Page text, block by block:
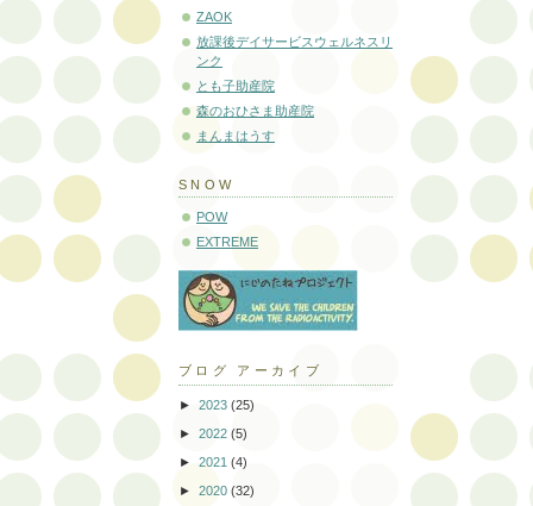
ZAOK
放課後デイサービスウェルネスリ
ンク
とも子助産院
森のおひさま助産院
まんまはうす
SNOW
POW
EXTREME
ブログ アーカイブ
► 2023 (25)
► 2022 (5)
► 2021 (4)
► 2020 (32)